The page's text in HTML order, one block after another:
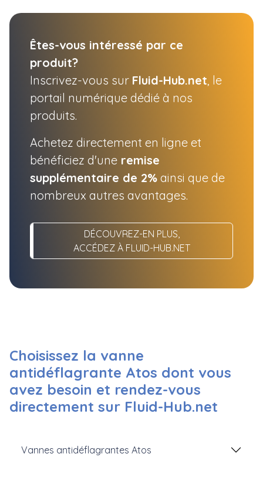
Êtes-vous intéressé par ce
produit?
Inscrivez-vous sur Fluid-Hub.net , le
portail numérique dédié à nos
produits.
Achetez directement en ligne et
bénéficiez d'une remise
supplémentaire de 2% ainsi que de
nombreux autres avantages.
DÉCOUVREZ-EN PLUS,
ACCÉDEZ À FLUID-HUB.NET
Choisissez la vanne
antidéflagrante Atos dont vous
avez besoin et rendez-vous
directement sur Fluid-Hub.net
Vannes antidéflagrantes Atos